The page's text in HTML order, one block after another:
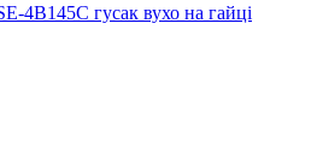
4B145C гусак вухо на гайці